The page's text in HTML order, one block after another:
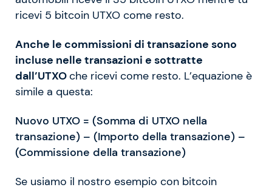
ricevi 5 bitcoin UTXO come resto.
Anche le commissioni di transazione sono
incluse nelle transazioni e sottratte
dall’UTXOche ricevi come resto. L’equazione è
simile a questa:
Nuovo UTXO = (Somma di UTXO nella
transazione) – (Importo della transazione) –
(Commissione della transazione)
Se usiamo il nostro esempio con bitcoin